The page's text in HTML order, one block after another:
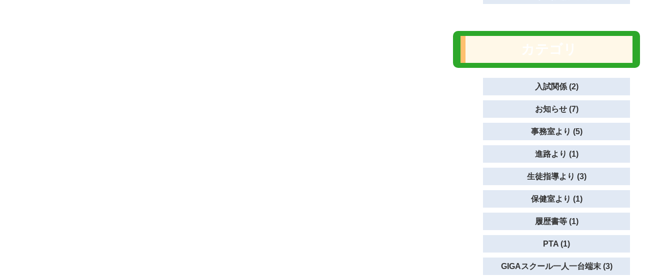
入試関係 (2)
お知らせ (7)
事務室より (5)
進路より (1)
生徒指導より (3)
保健室より (1)
履歴書等 (1)
PTA (1)
GIGAスクール一人一台端末 (3)